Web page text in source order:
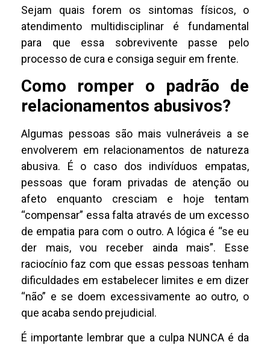
Sejam quais forem os sintomas físicos, o
atendimento multidisciplinar é fundamental
para que essa sobrevivente passe pelo
processo de cura e consiga seguir em frente.
Como romper o padrão de
relacionamentos abusivos?
Algumas pessoas são mais vulneráveis a se
envolverem em relacionamentos de natureza
abusiva. É o caso dos indivíduos empatas,
pessoas que foram privadas de atenção ou
afeto enquanto cresciam e hoje tentam
“compensar” essa falta através de um excesso
de empatia para com o outro. A lógica é “se eu
der mais, vou receber ainda mais”. Esse
raciocínio faz com que essas pessoas tenham
dificuldades em estabelecer limites e em dizer
“não” e se doem excessivamente ao outro, o
que acaba sendo prejudicial.
É importante lembrar que a culpa NUNCA é da